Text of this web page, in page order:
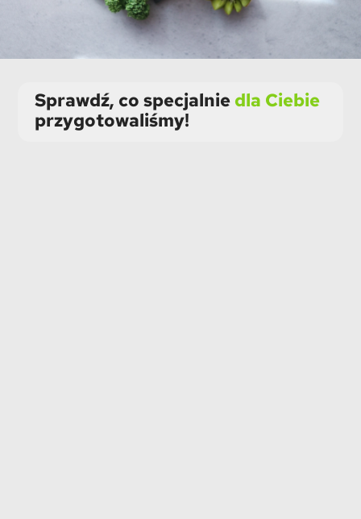
Sprawdź, co specjalnie dla Ciebie
przygotowaliśmy!